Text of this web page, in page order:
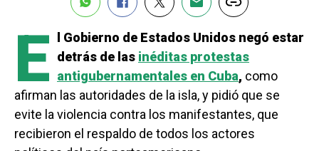
E l Gobierno de Estados Unidos negó estar
detrás de las inéditas protestas
antigubernamentales en Cuba, como
afirman las autoridades de la isla, y pidió que se
evite la violencia contra los manifestantes, que
recibieron el respaldo de todos los actores